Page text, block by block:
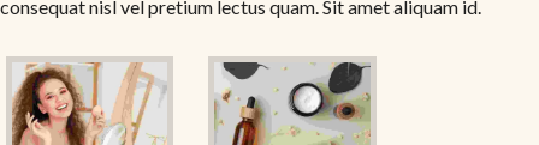
consequat nisl vel pretium lectus quam. Sit amet aliquam id.